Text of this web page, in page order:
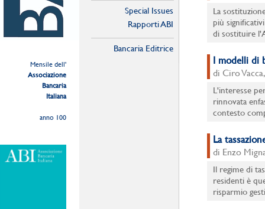
Mensile dell'
Associazione
Bancaria
Italiana
anno 100
Special Issues
Rapporti ABI
Bancaria Editrice
La
più
di sostituire
I modelli di
di Ciro
L'interesse
rinnovata
contesto
La
di Enzo
Il regime di
residenti è
risparmio